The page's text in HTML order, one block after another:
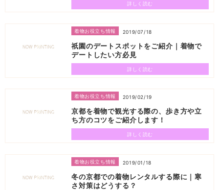
詳しく読む
着物お役立ち情報 2019/07/18
祇園のデートスポットをご紹介｜着物で
デートしたい方必見
詳しく読む
着物お役立ち情報 2019/02/19
京都を着物で観光する際の、歩き方や立
ち方のコツをご紹介します！
詳しく読む
着物お役立ち情報 2019/01/18
冬の京都での着物レンタルする際に｜寒
さ対策はどうする？